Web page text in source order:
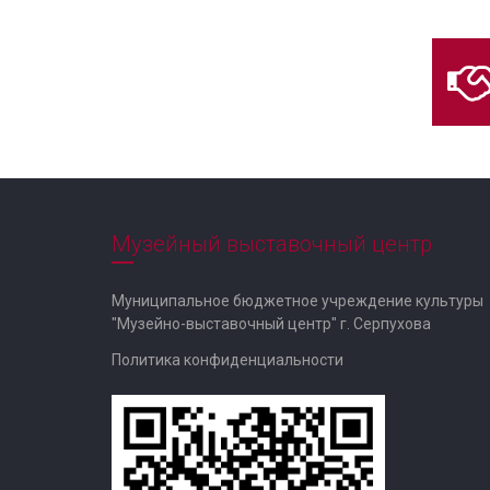
Музейный выставочный центр
Муниципальное бюджетное учреждение культуры
"Музейно-выставочный центр" г. Серпухова
Политика конфиденциальности